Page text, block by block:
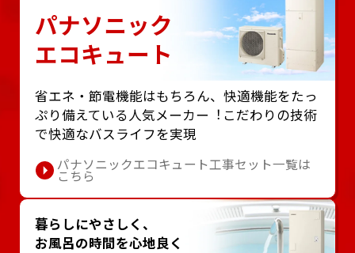
パナソニック
エコキュート
省エネ・節電機能はもちろん、快適機能をたっ
ぷり備えている⼈気メーカー︕こだわりの技術
で快適なバスライフを実現
パナソニックエコキュート工事セット一覧は
こちら
暮らしにやさしく、
お風呂の時間を心地良く